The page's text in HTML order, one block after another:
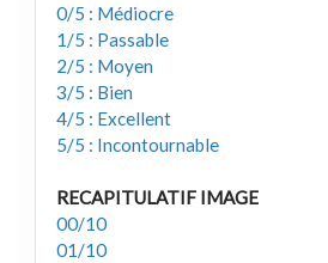
0/5 : Médiocre
1/5 : Passable
2/5 : Moyen
3/5 : Bien
4/5 : Excellent
5/5 : Incontournable
RECAPITULATIF IMAGE
00/10
01/10